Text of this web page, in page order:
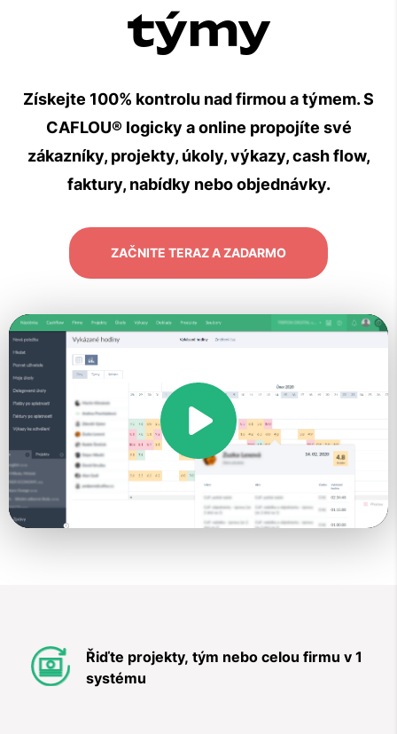
týmy
Získejte 100% kontrolu nad firmou a týmem. S
CAFLOU® logicky a online propojíte své
zákazníky, projekty, úkoly, výkazy, cash flow,
faktury, nabídky nebo objednávky.
ZAČNITE TERAZ A ZADARMO
Play
Video
Řiďte projekty, tým nebo celou firmu v 1
systému